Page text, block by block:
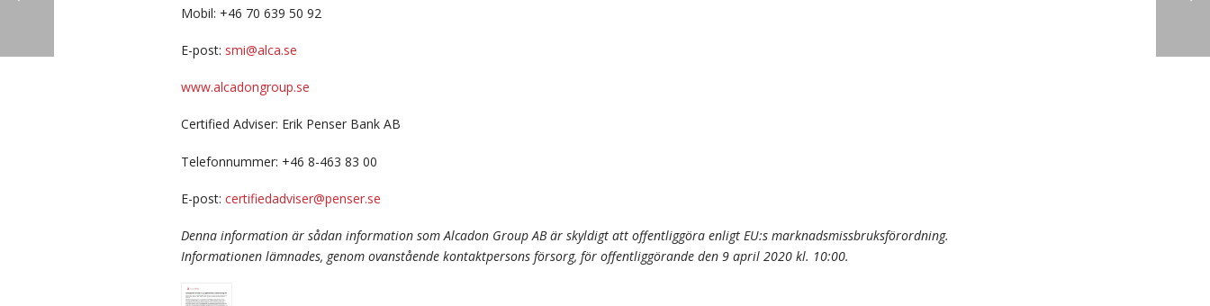
Mobil: +46 70 639 50 92
E-post: smi@alca.se
www.alcadongroup.se
Certified Adviser: Erik Penser Bank AB
Telefonnummer: +46 8-463 83 00
E-post: certifiedadviser@penser.se
Denna information är sådan information som Alcadon Group AB är skyldigt att offentliggöra enligt EU:s marknadsmissbruksförordning.
Informationen lämnades, genom ovanstående kontaktpersons försorg, för offentliggörande den 9 april 2020 kl. 10:00.